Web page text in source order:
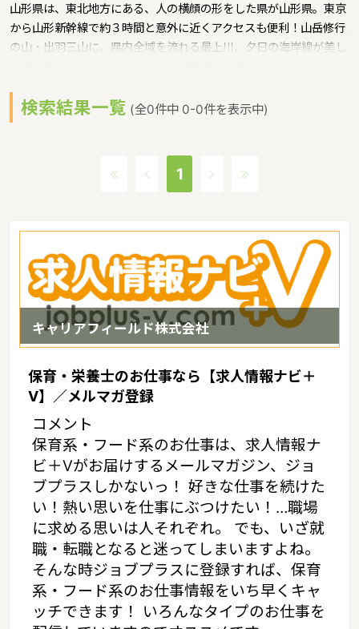
山形県は、東北地方にある、人の横顔の形をした県が山形県。東京
から山形新幹線で約３時間と意外に近くアクセスも便利！山岳修行
の山・出羽三山に、県内全域を流れる最上川、夕日の海岸線が美し
保育士修学資金貸付事業、潜在保育士就職準備金貸付事業というよ
うな保育に関する取り組みを行っています。山形県の人口は
（2017年10月現在）山形県の市町村は35。山形県に通っている
山形の家賃相場：6.4万円（2017年10月賃貸住宅 D-room調べ）
検索結果一覧 (全0件中 0-0件を表示中)
1
キャリアフィールド株式会社
保育・栄養士のお仕事なら【求人情報ナビ＋
V】／メルマガ登録
コメント
保育系・フード系のお仕事は、求人情報ナ
ビ＋Vがお届けするメールマガジン、ジョ
ブプラスしかないっ！ 好きな仕事を続けた
い！熱い思いを仕事にぶつけたい！…職場
に求める思いは人それぞれ。 でも、いざ就
職・転職となると迷ってしまいますよね。
そんな時ジョブプラスに登録すれば、保育
系・フード系のお仕事情報をいち早くキャ
ッチできます！ いろんなタイプのお仕事を